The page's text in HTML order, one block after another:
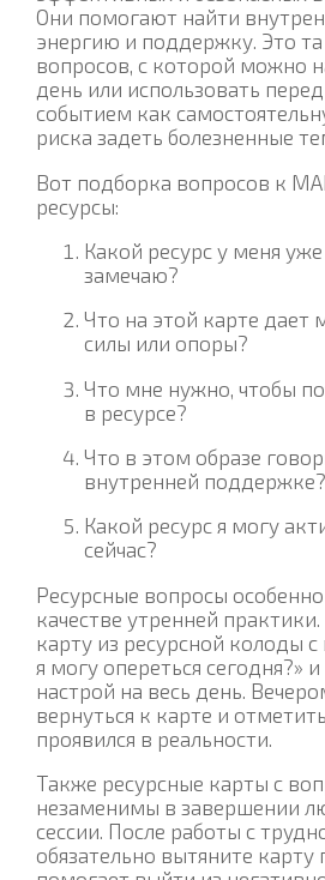
Они помогают найти
энергию и поддержку. Это та
вопросов, с которой можно
день или использовать
событием как
риска задеть болезненные
Вот подборка вопросов к
ресурсы:
Какой ресурс у меня уже
замечаю?
Что на этой карте
силы или опоры?
Что мне нужно, чтобы
в ресурсе?
Что в этом образе
внутренней поддержке?
Какой ресурс я могу
сейчас?
Ресурсные вопросы
качестве утренней
карту из ресурсной колоды
я могу опереться сегодня?»
настрой на весь день.
вернуться к карте и
проявился в реальности.
Также ресурсные карты с
незаменимы в завершении
сессии. После работы с
обязательно вытяните